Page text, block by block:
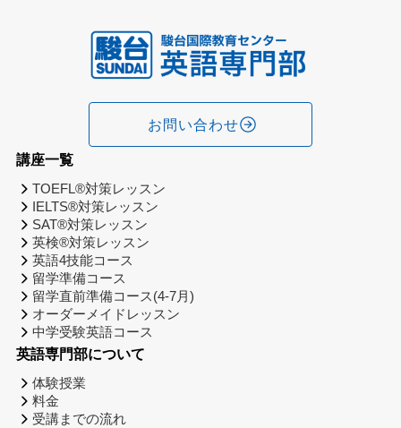
お問い合わせ
講座一覧
TOEFL®対策レッスン
IELTS®対策レッスン
SAT®対策レッスン
英検®対策レッスン
英語4技能コース
留学準備コース
留学直前準備コース(4-7月)
オーダーメイドレッスン
中学受験英語コース
英語専門部について
体験授業
料金
受講までの流れ